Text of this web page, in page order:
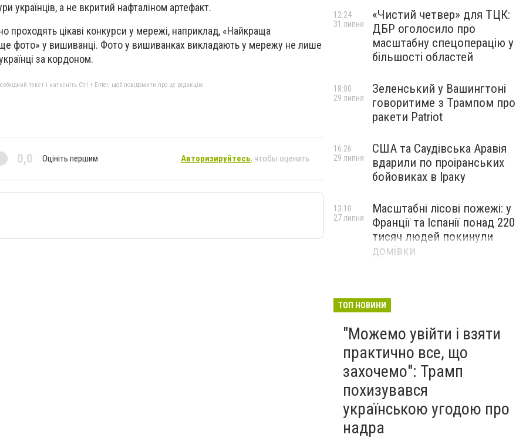
українців, а не вкритий нафталіном артефакт.
проходять цікаві конкурси у мережі, наприклад, «Найкраща
фото» у вишиванці. Фото у вишиванках викладають у мережу не лише
за кордоном.
текст і натисніть Ctrl + Enter, щоб повідомити про це редакцію
0,0 Оцініть першим Авторизируйтесь, чтобы оценить
«Чистий четвер» для ТЦК:
ДБР оголосило про
масштабну спецоперацію у
більшості областей
12:24
31 липня
Зеленський у Вашингтоні
говоритиме з Трампом про
ракети Patriot
18:00
29 липня
США та Саудівська Аравія
вдарили по проіранських
бойовиках в Іраку
16:26
29 липня
Масштабні лісові пожежі: у
Франції та Іспанії понад 220
тисяч людей покинули
домівки
13:10
27 липня
ТОП НОВИНИ
"Можемо увійти і взяти
практично все, що
захочемо": Трамп
похизувався
українською угодою про
надра